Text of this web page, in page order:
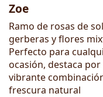
Zoe
Ramo de rosas de
gerberas y flores
Perfecto para
ocasión, destaca por
vibrante
frescura natural